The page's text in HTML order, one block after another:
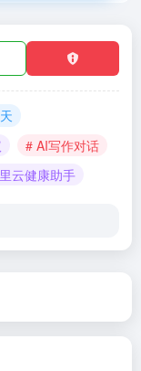
# AI写作对话
云健康助手